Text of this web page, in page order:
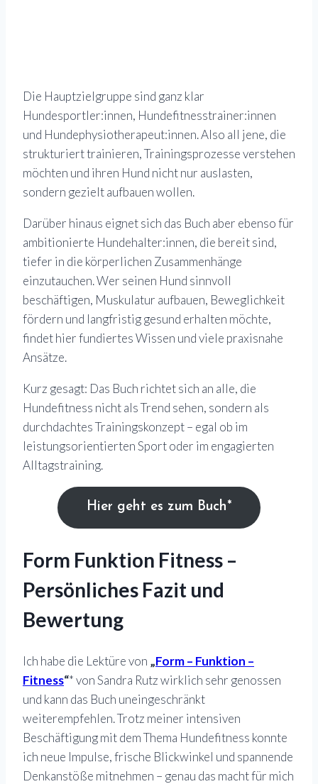
Die Hauptzielgruppe sind ganz klar
Hundesportler:innen, Hundefitnesstrainer:innen
und Hundephysiotherapeut:innen. Also all jene, die
strukturiert trainieren, Trainingsprozesse verstehen
möchten und ihren Hund nicht nur auslasten,
sondern gezielt aufbauen wollen.
Darüber hinaus eignet sich das Buch aber ebenso für
ambitionierte Hundehalter:innen, die bereit sind,
tiefer in die körperlichen Zusammenhänge
einzutauchen. Wer seinen Hund sinnvoll
beschäftigen, Muskulatur aufbauen, Beweglichkeit
fördern und langfristig gesund erhalten möchte,
findet hier fundiertes Wissen und viele praxisnahe
Ansätze.
Kurz gesagt: Das Buch richtet sich an alle, die
Hundefitness nicht als Trend sehen, sondern als
durchdachtes Trainingskonzept – egal ob im
leistungsorientierten Sport oder im engagierten
Alltagstraining.
Hier geht es zum Buch*
Form Funktion Fitness –
Persönliches Fazit und
Bewertung
Ich habe die Lektüre von „Form – Funktion –
Fitness“* von Sandra Rutz wirklich sehr genossen
und kann das Buch uneingeschränkt
weiterempfehlen. Trotz meiner intensiven
Beschäftigung mit dem Thema Hundefitness konnte
ich neue Impulse, frische Blickwinkel und spannende
Denkanstöße mitnehmen – genau das macht für mich